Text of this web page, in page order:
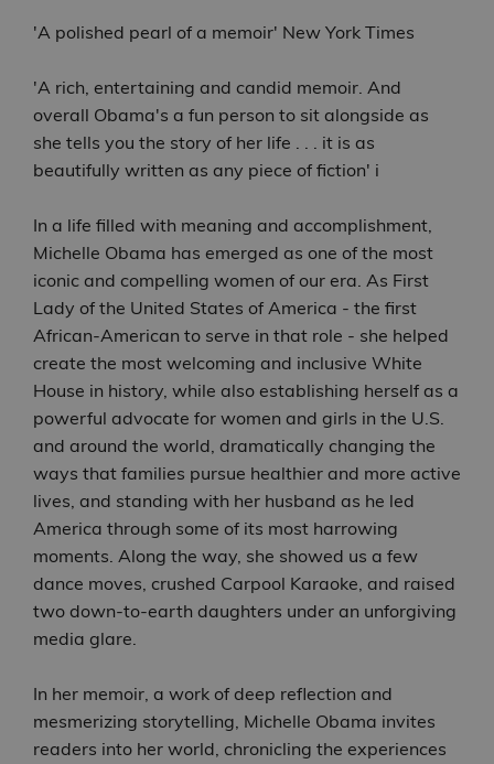
'A polished pearl of a memoir' New York Times
'A rich, entertaining and candid memoir. And
overall Obama's a fun person to sit alongside as
she tells you the story of her life . . . it is as
beautifully written as any piece of fiction' i
In a life filled with meaning and accomplishment,
Michelle Obama has emerged as one of the most
iconic and compelling women of our era. As First
Lady of the United States of America - the first
African-American to serve in that role - she helped
create the most welcoming and inclusive White
House in history, while also establishing herself as a
powerful advocate for women and girls in the U.S.
and around the world, dramatically changing the
ways that families pursue healthier and more active
lives, and standing with her husband as he led
America through some of its most harrowing
moments. Along the way, she showed us a few
dance moves, crushed Carpool Karaoke, and raised
two down-to-earth daughters under an unforgiving
media glare.
In her memoir, a work of deep reflection and
mesmerizing storytelling, Michelle Obama invites
readers into her world, chronicling the experiences